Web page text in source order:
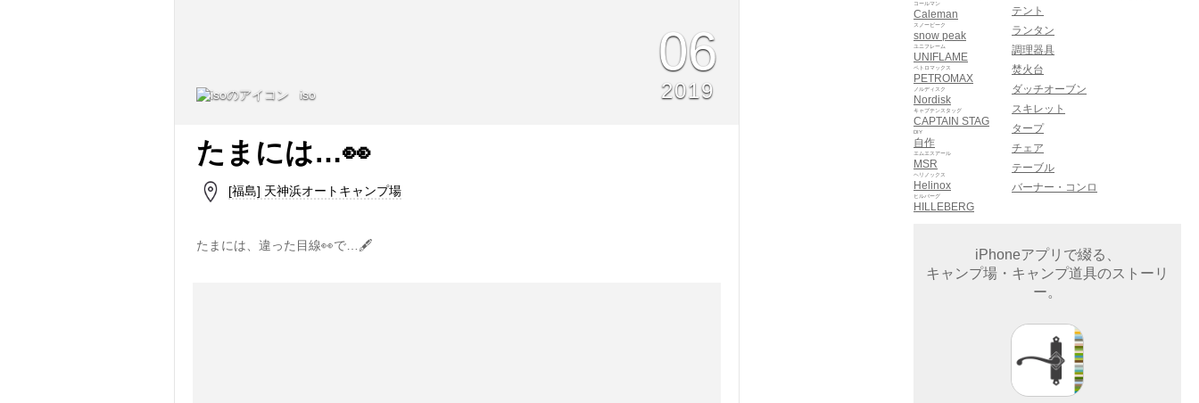
iso
06
2019
たまには…👀
[福島] 天神浜オートキャンプ場
たまには、違った目線👀で…🖋
Caleman
コールマン
snow peak
スノーピーク
UNIFLAME
ユニフレーム
PETROMAX
ペトロマックス
Nordisk
ノルディスク
CAPTAIN STAG
キャプテンスタッグ
自作
DIY
MSR
エムエスアール
Helinox
ヘリノックス
HILLEBERG
ヒルバーグ
テント
ランタン
調理器具
焚火台
ダッチオーブン
スキレット
タープ
チェア
テーブル
バーナー・コンロ
iPhoneアプリで綴る、
キャンプ場・キャンプ道具のストーリ
ー。